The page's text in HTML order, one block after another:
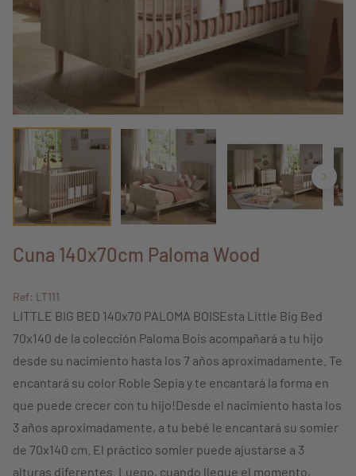
Cuna 140x70cm Paloma Wood
Ref: LT111
LITTLE BIG BED 140x70 PALOMA BOISEsta Little Big Bed
70x140 de la colección Paloma Bois acompañará a tu hijo
desde su nacimiento hasta los 7 años aproximadamente. Te
encantará su color Roble Sepia y te encantará la forma en
que puede crecer con tu hijo!Desde el nacimiento hasta los
3 años aproximadamente, a tu bebé le encantará su somier
de 70x140 cm. El práctico somier puede ajustarse a 3
alturas diferentes. Luego, cuando llegue el momento,